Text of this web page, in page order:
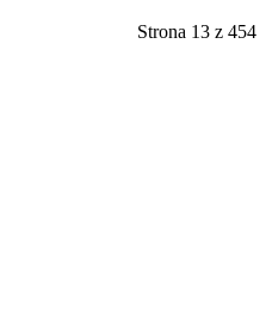
Strona 13 z 454